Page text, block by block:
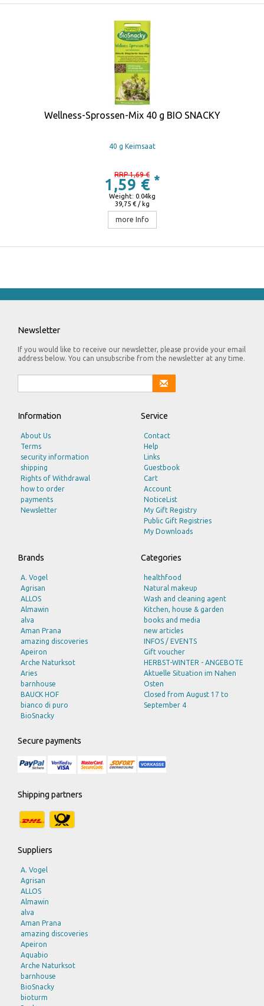
Wellness-Sprossen-Mix 40 g BIO SNACKY
40 g Keimsaat
RRP 1,69 €
1,59 € *
39,75 € / kg
Weight: 0.04kg
more Info
Newsletter
If you would like to receive our newsletter, please provide your email
address below. You can unsubscribe from the newsletter at any time.
Information
About Us
Terms
security information
shipping
Rights of Withdrawal
how to order
payments
Newsletter
Service
Contact
Help
Links
Guestbook
Cart
Account
NoticeList
My Gift Registry
Public Gift Registries
My Downloads
Brands
A. Vogel
Agrisan
ALLOS
Almawin
alva
Aman Prana
amazing discoveries
Apeiron
Arche Naturksot
Aries
barnhouse
BAUCK HOF
bianco di puro
BioSnacky
Bode Naturkost
Bohlsener Mühle
Braun
Bruno Fischer
Byodo
C M D
CLV
Davert
EDEN
Eschenfelder
ESGE
Farfalla
Felicia - eco united GmbH
FITNE
Govinda
GSE
hawos
Herbaria
Heyne
Hinsch
Hohnberger
If You Care
Kenwood
Categories
healthfood
Natural makeup
Wash and cleaning agent
Kitchen, house & garden
books and media
new articles
INFOS / EVENTS
Gift voucher
HERBST-WINTER - ANGEBOTE
Aktuelle Situation im Nahen
Osten
Closed from August 17 to
September 4
Secure payments
Shipping partners
Suppliers
A. Vogel
Agrisan
ALLOS
Almawin
alva
Aman Prana
amazing discoveries
Apeiron
Aquabio
Arche Naturksot
barnhouse
BioSnacky
bioturm